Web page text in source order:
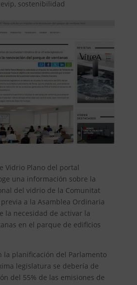
, sostenibilidad
Vidrio Plano del portal
una información sobre la
del vidrio de la Comunitat
previa a la Asamblea Ordinaria
la necesidad de activar la
en el parque de edificios
la planificación del Parlamento
legislatura se debería de
del 55% de las emisiones de